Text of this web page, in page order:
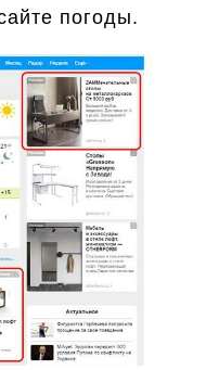
погоды.